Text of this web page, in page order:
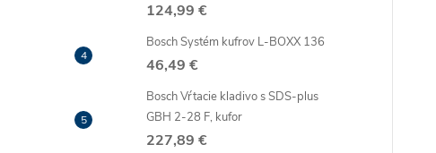
124,99 €
Bosch Systém kufrov L-BOXX 136
46,49 €
Bosch Vŕtacie kladivo s SDS-plus
GBH 2-28 F, kufor
227,89 €